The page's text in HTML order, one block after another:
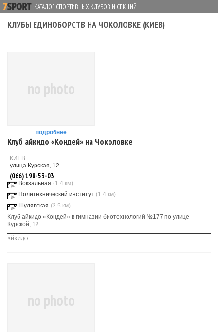
КАТАЛОГ СПОРТИВНЫХ КЛУБОВ И СЕКЦИЙ
КЛУБЫ ЕДИНОБОРСТВ НА ЧОКОЛОВКЕ (КИЕВ)
no photo
подробнее
Клуб айкидо «Кондей» на Чоколовке
КИЕВ
улица Курская, 12
(066) 198-53-03
Вокзальная (1.4 км)
Политехнический институт (1.4 км)
Шулявская (2.5 км)
Клуб айкидо «Кондей» в гимназии биотехнологий №177 по улице
Курской, 12.
АЙКИДО
no photo